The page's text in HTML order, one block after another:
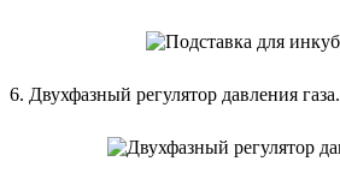
6. Двухфазный регулятор давления газа.